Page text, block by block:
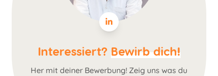
Interessiert? Bewirb dich!
Her mit deiner Bewerbung! Zeig uns was du